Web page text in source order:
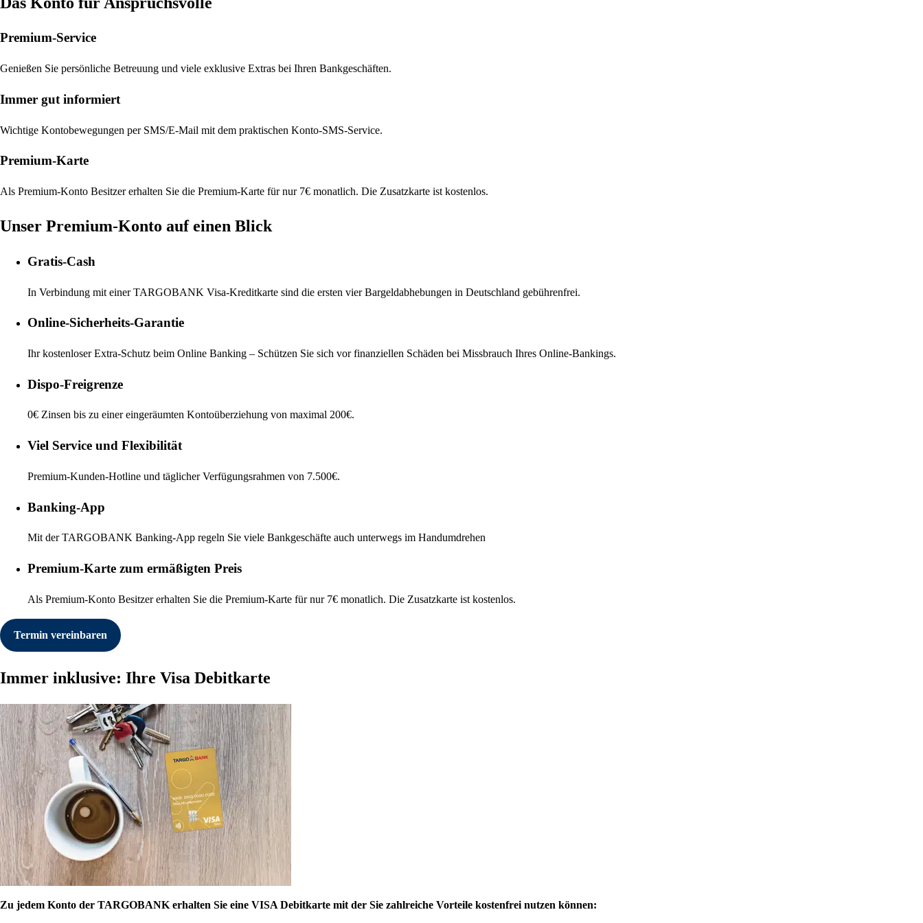
Premium-Service
Genießen Sie persönliche Betreuung und viele exklusive Extras bei Ihren Bankgeschäften.
Immer gut informiert
Wichtige Kontobewegungen per SMS/E-Mail mit dem praktischen Konto-SMS-Service.
Premium-Karte
Als Premium-Konto Besitzer erhalten Sie die Premium-Karte für nur 7€ monatlich. Die Zusatzkarte ist kostenlos.
Unser Premium-Konto auf einen Blick
Gratis-Cash
In Verbindung mit einer TARGOBANK Visa-Kreditkarte sind die ersten vier Bargeldabhebungen in Deutschland gebührenfrei.
Online-Sicherheits-Garantie
Ihr kostenloser Extra-Schutz beim Online Banking – Schützen Sie sich vor finanziellen Schäden bei Missbrauch Ihres Online-Bankings.
Dispo-Freigrenze
0€ Zinsen bis zu einer eingeräumten Kontoüberziehung von maximal 200€.
Viel Service und Flexibilität
Premium-Kunden-Hotline und täglicher Verfügungsrahmen von 7.500€.
Banking-App
Mit der TARGOBANK Banking-App regeln Sie viele Bankgeschäfte auch unterwegs im Handumdrehen
Premium-Karte zum ermäßigten Preis
Als Premium-Konto Besitzer erhalten Sie die Premium-Karte für nur 7€ monatlich. Die Zusatzkarte ist kostenlos.
Termin vereinbaren
Immer inklusive: Ihre Visa Debitkarte
Zu jedem Konto der TARGOBANK erhalten Sie eine VISA Debitkarte mit der Sie zahlreiche Vorteile kostenfrei nutzen können: